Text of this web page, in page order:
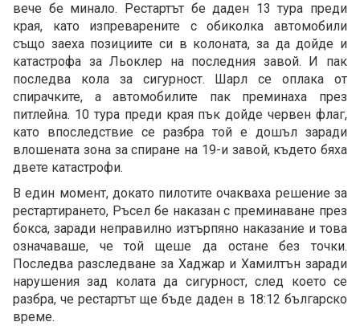
вече бе минало. Рестартът бе даден 13 тура преди
края, като изпреварените с обиколка автомобили
също заеха позициите си в колоната, за да дойде и
катастрофа за Льоклер на последния завой. И пак
последва кола за сигурност. Шарл се оплака от
спирачките, а автомобилите пак преминаха през
питлейна. 10 тура преди края пък дойде червен флаг,
като впоследствие се разбра той е дошъл заради
влошената зона за спиране на 19-и завой, където бяха
двете катастрофи.
В един момент, докато пилотите очакваха решение за
рестартирането, Ръсел бе наказан с преминаване през
бокса, заради неправилно изтърпяно наказание и това
означаваше, че той щеше да остане без точки.
Последва разследване за Хаджар и Хамилтън заради
нарушения зад колата да сигурност, след което се
разбра, че рестартът ще бъде даден в 18:12 българско
време.